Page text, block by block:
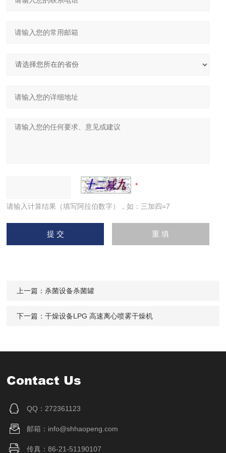
请输入计算结果（填写阿拉伯数字），如：三加四=7
上一篇：杀菌设备杀菌罐
下一篇：干燥设备LPG 高速离心喷雾干燥机
Contact Us
QQ：272361123
邮箱：info@shhaopeng.com
传真：86-21-51190107